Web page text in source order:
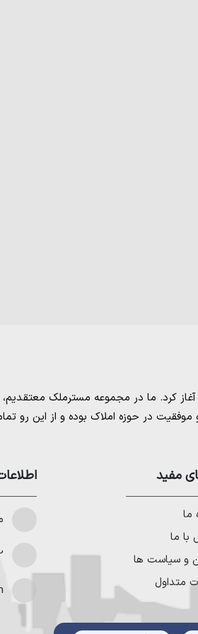
مسترملک معتقدیم،
در حوزه املاک بوده و از این رو
بهترین ها را برای مشتریانمان به ارمغان
،خرید زمین در نوشهر
خرید زمین در
در شمال،خرید ویلا در نور
خرید ویلا در
و
مفید
ما
با ما
و سیاست ها
متداول